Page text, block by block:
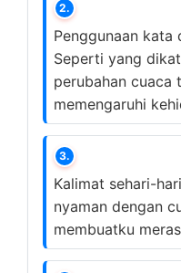
2.
Penggunaan kata
Seperti yang
perubahan cuaca
memengaruhi
3.
Kalimat sehari-
nyaman dengan
membuatku